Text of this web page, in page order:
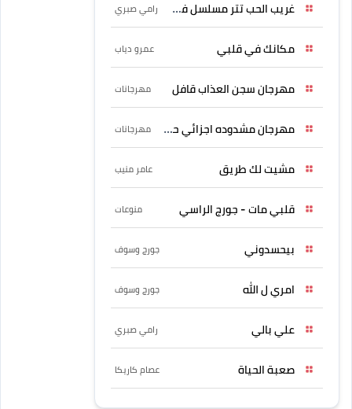
غريب الحب تتر مسلسل فرصة رامي صبري
مكانك في قلبي عمرو دياب
مهرجان سجن العذاب قافل مهرجانات
مهرجان مشدوده اجزائي حربونى مهرجانات
مشيت لك طريق عامر منيب
قلبي مات - جورج الراسي منوعات
بيحسدوني جورج وسوف
امري ل الله جورج وسوف
علي بالي رامي صبري
صعبة الحياة عصام كاريكا